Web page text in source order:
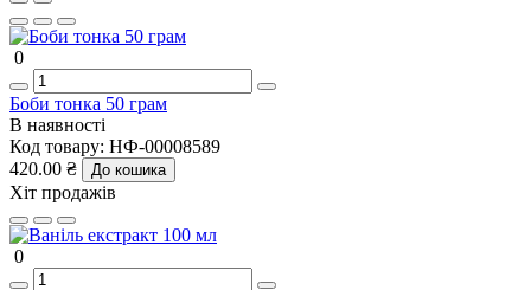
0
Боби тонка 50 грам
В наявності
Код товару: НФ-00008589
420.00 ₴
До кошика
Хіт продажів
0